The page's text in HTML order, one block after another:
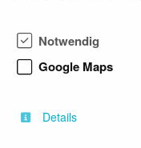
vor 19 Stunden
ab sofort
Notwendig
Google Maps
Details